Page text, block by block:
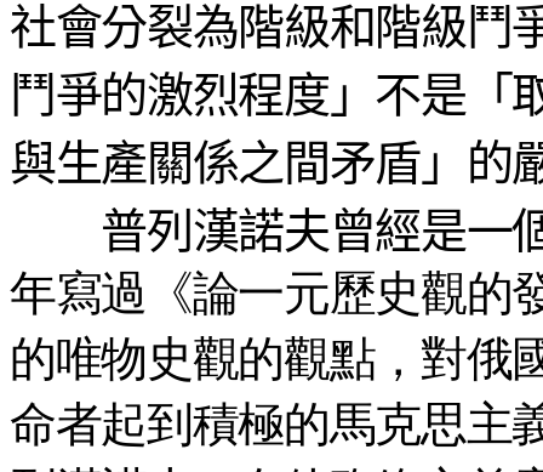
社會分裂為階級和階級鬥
鬥爭的激烈程度」不是「
與生產關係之間矛盾」的
普列漢諾夫曾經是一
年寫過《論一元歷史觀的
的唯物史觀的觀點，對俄
命者起到積極的馬克思主